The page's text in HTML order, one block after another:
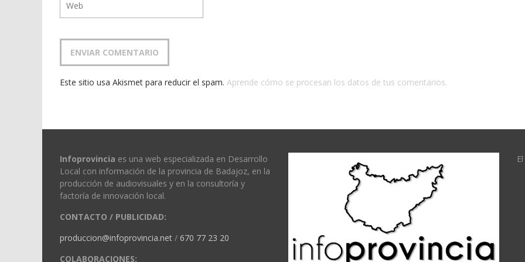
Este sitio usa Akismet para reducir el spam. Aprende cómo se procesan los datos de tus comentarios.
Infoprovincia es una web especializada en Desarrollo
Local con información de la provincia de Badajoz, en la
producción de audiovisuales y en la consultoría y
factoría de innovación local.
CONTACTO / PUBLICIDAD:
produccion@infoprovincia.net / 670 77 23 20
COLABORACIONES: